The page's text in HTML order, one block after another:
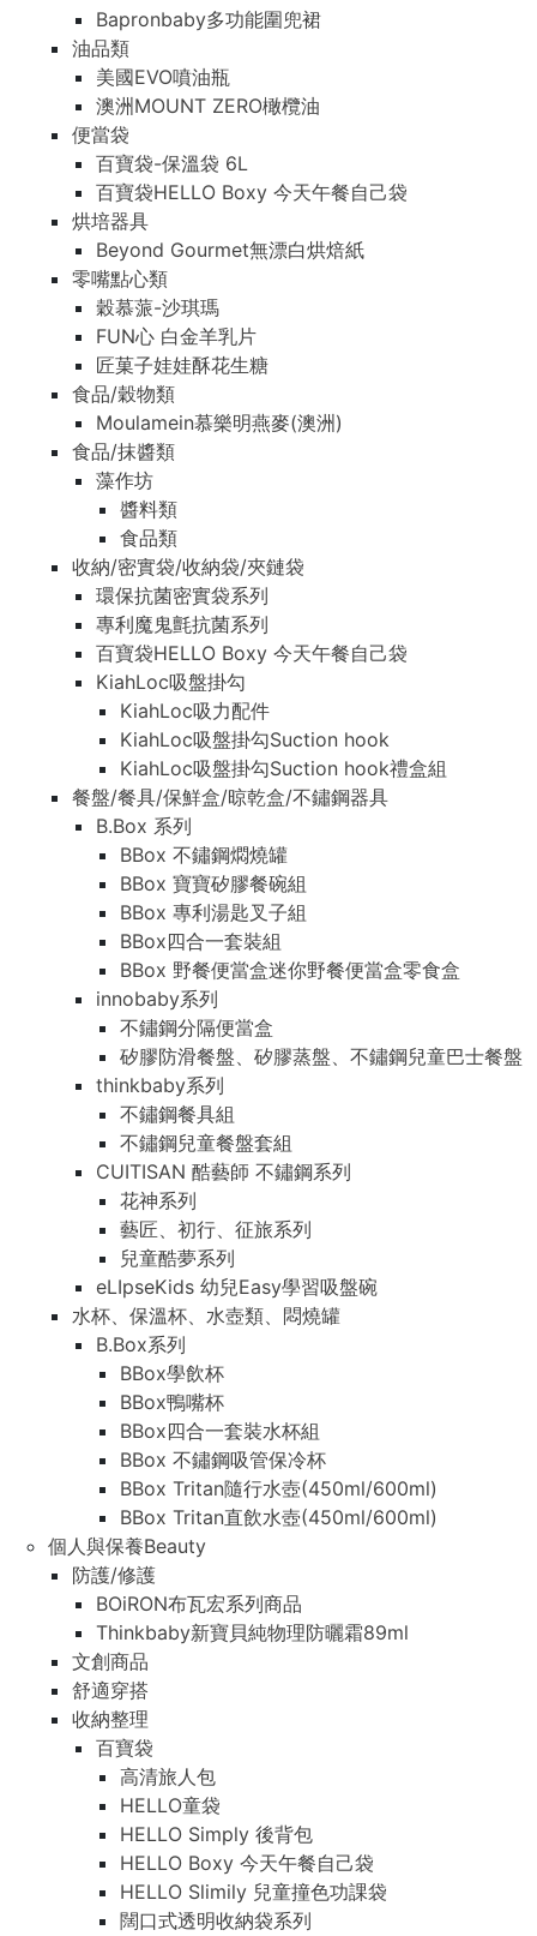
Bapronbaby多功能圍兜裙
油品類
美國EVO噴油瓶
澳洲MOUNT ZERO橄欖油
便當袋
百寶袋-保溫袋 6L
百寶袋HELLO Boxy 今天午餐自己袋
烘培器具
Beyond Gourmet無漂白烘焙紙
零嘴點心類
穀慕蒎-沙琪瑪
FUN心 白金羊乳片
匠菓子娃娃酥花生糖
食品/穀物類
Moulamein慕樂明燕麥(澳洲)
食品/抹醬類
藻作坊
醬料類
食品類
收納/密實袋/收納袋/夾鏈袋
環保抗菌密實袋系列
專利魔鬼氈抗菌系列
百寶袋HELLO Boxy 今天午餐自己袋
KiahLoc吸盤掛勾
KiahLoc吸力配件
KiahLoc吸盤掛勾Suction hook
KiahLoc吸盤掛勾Suction hook禮盒組
餐盤/餐具/保鮮盒/晾乾盒/不鏽鋼器具
B.Box 系列
BBox 不鏽鋼燜燒罐
BBox 寶寶矽膠餐碗組
BBox 專利湯匙叉子組
BBox四合一套裝組
BBox 野餐便當盒迷你野餐便當盒零食盒
innobaby系列
不鏽鋼分隔便當盒
矽膠防滑餐盤、矽膠蒸盤、不鏽鋼兒童巴士餐盤
thinkbaby系列
不鏽鋼餐具組
不鏽鋼兒童餐盤套組
CUITISAN 酷藝師 不鏽鋼系列
花神系列
藝匠、初行、征旅系列
兒童酷夢系列
eLIpseKids 幼兒Easy學習吸盤碗
水杯、保溫杯、水壺類、悶燒罐
B.Box系列
BBox學飲杯
BBox鴨嘴杯
BBox四合一套裝水杯組
BBox 不鏽鋼吸管保冷杯
BBox Tritan隨行水壺(450ml/600ml)
BBox Tritan直飲水壺(450ml/600ml)
個人與保養Beauty
防護/修護
BOiRON布瓦宏系列商品
Thinkbaby新寶貝純物理防曬霜89ml
文創商品
舒適穿搭
收納整理
百寶袋
高清旅人包
HELLO童袋
HELLO Simply 後背包
HELLO Boxy 今天午餐自己袋
HELLO Slimily 兒童撞色功課袋
闊口式透明收納袋系列